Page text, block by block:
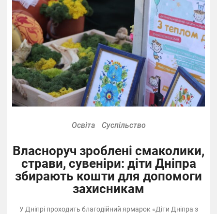
Освіта Суспільство
Власноруч зроблені смаколики,
страви, сувеніри: діти Дніпра
збирають кошти для допомоги
захисникам
У Дніпрі проходить благодійний ярмарок «Діти Дніпра з